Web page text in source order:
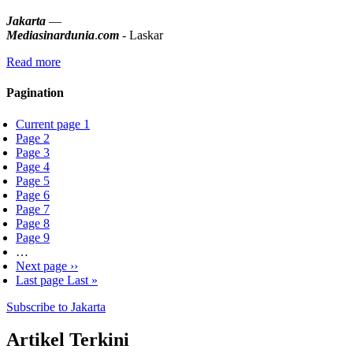
Jakarta —
Mediasinardunia.com - Laskar
Read more
Pagination
Current page 1
Page 2
Page 3
Page 4
Page 5
Page 6
Page 7
Page 8
Page 9
…
Next page ››
Last page Last »
Subscribe to Jakarta
Artikel Terkini